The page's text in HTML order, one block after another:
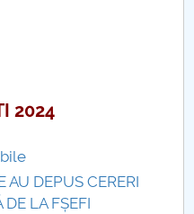
2024
AU DEPUS CERERI
DE LA FȘEFI